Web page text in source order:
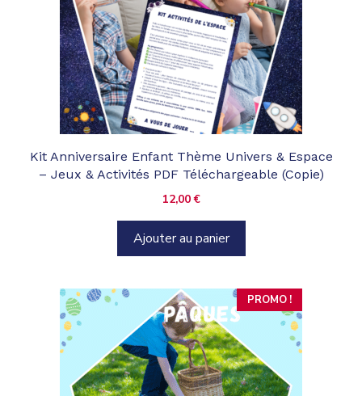
Kit Anniversaire Enfant Thème Univers & Espace
– Jeux & Activités PDF Téléchargeable (Copie)
12,00€
Ajouter au panier
PROMO !